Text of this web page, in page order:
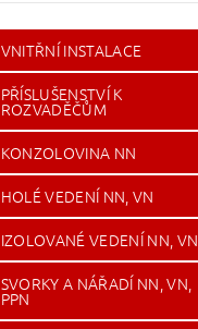
VNITŘNÍ INSTALACE
PŘÍSLUŠENSTVÍ K
ROZVADĚČŮM
KONZOLOVINA NN
HOLÉ VEDENÍ NN, VN
IZOLOVANÉ VEDENÍ NN, VN
SVORKY A NÁŘADÍ NN, VN,
PPN